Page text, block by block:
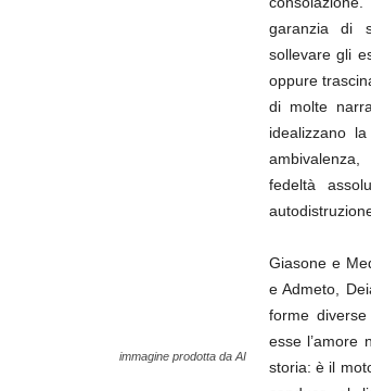
immagine prodotta da AI
garanzia di
sollevare gli
oppure
di molte
idealizzano
fedeltà
Giasone e
e Admeto,
forme
esse l’amore
storia: è il